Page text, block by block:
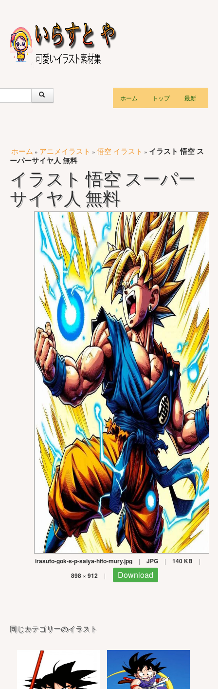
ホーム トップ 最新
ホーム » アニメイラスト »悟空 イラスト » イラスト 悟空 ス
ーパーサイヤ人 無料
イラスト 悟空 スーパー
サイヤ人 無料
irasuto-gok-s-p-saiya-hito-mury.jpg | JPG | 140 KB |
898 × 912 | Download
同じカテゴリーのイラスト